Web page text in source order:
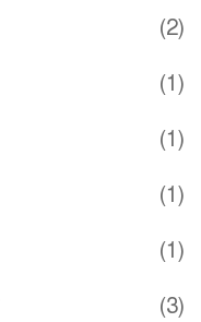
(2)
(1)
(1)
(1)
(1)
(3)